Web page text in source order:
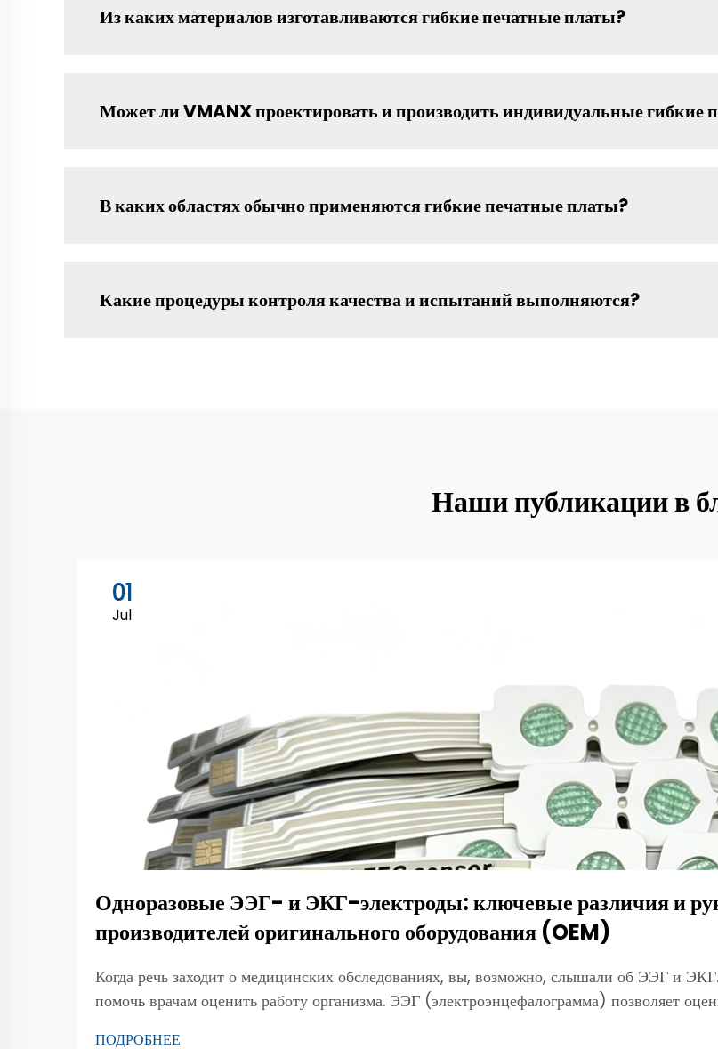
Из каких материалов изготавливаются гибкие печатные платы?
Может ли VMANX проектировать и производить индивидуальные гибкие
В каких областях обычно применяются гибкие печатные платы?
Какие процедуры контроля качества и испытаний выполняются?
Наши публикации в
01
Jul
Одноразовые ЭЭГ- и ЭКГ-электроды: ключевые различия и
производителей оригинального оборудования (OEM)
Когда речь заходит о медицинских обследованиях, вы, возможно, слышали об ЭЭГ и
помочь врачам оценить работу организма. ЭЭГ (электроэнцефалограмма) позволяет
ПОДРОБНЕЕ